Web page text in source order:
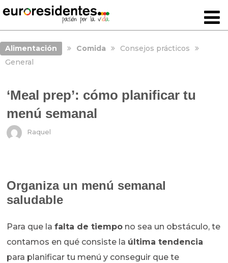
Alimentación Comida
Consejos prácticos
General
‘Meal prep’: cómo planificar tu
menú semanal
Raquel
Organiza un menú semanal
saludable
Para que lafalta de tiempo no sea un obstáculo, te
contamos en qué consiste la última tendencia
para planificar tu menú y conseguir que te